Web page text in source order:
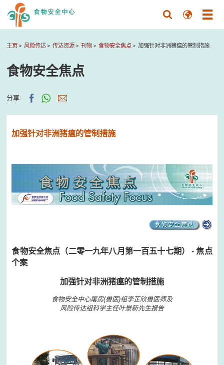
主页 风险传达 传达资源 刊物 食物安全焦点 加强针对非洲猪瘟的管制措施
食物安全焦点
分享:
加强针对非洲猪瘟的管制措施
食物安全焦点（二零一九年八月第一百五十七期） - 焦点
个案
加强针对非洲猪瘟的管制措施
食物安全中心屠房(兽医)组李芷欣兽医师及
风险传达组科学主任叶景新先生报告